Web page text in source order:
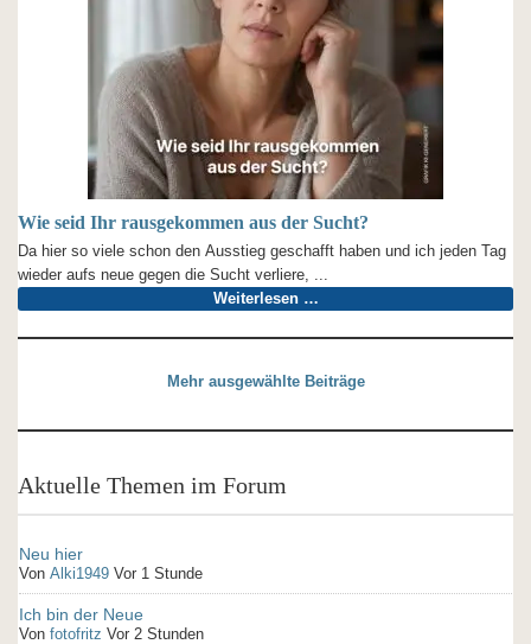
Wie seid Ihr rausgekommen aus der Sucht?
Da hier so viele schon den Ausstieg geschafft haben und ich jeden Tag
wieder aufs neue gegen die Sucht verliere, ...
Weiterlesen …
Mehr ausgewählte Beiträge
Aktuelle Themen im Forum
Neu hier
Von Alki1949 Vor 1 Stunde
Ich bin der Neue
Von fotofritz Vor 2 Stunden